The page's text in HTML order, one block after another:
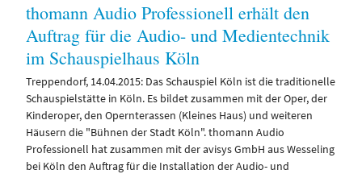
thomann Audio Professionell erhält den
Auftrag für die Audio- und Medientechnik
im Schauspielhaus Köln
Treppendorf, 14.04.2015: Das Schauspiel Köln ist die traditionelle
Schauspielstätte in Köln. Es bildet zusammen mit der Oper, der
Kinderoper, den Opernterassen (Kleines Haus) und weiteren
Häusern die "Bühnen der Stadt Köln". thomann Audio
Professionell hat zusammen mit der avisys GmbH aus Wesseling
bei Köln den Auftrag für die Installation der Audio- und